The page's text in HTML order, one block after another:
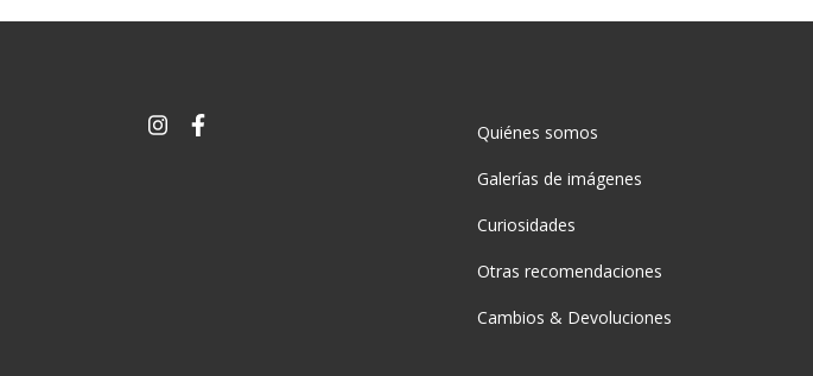
Quiénes somos
Galerías de imágenes
Curiosidades
Otras recomendaciones
Cambios & Devoluciones